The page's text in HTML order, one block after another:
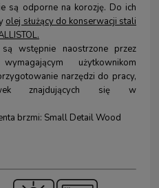
są odporne na korozję. Do ich
olej służący do konserwacji stali
.
są wstępnie naostrzone przez
użytkownikom
narzędzi do pracy,
znajdujących się w
brzmi: Small Detail Wood